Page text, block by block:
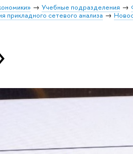
Учебные подразделения
сетевого анализа